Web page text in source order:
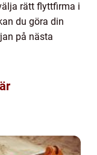
rätt flyttfirma i
du göra din
på nästa